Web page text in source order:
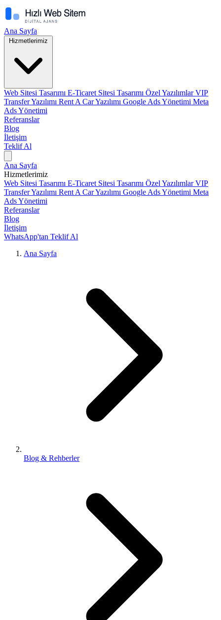
Ana Sayfa
Hizmetlerimiz
Web Sitesi Tasarımı E-Ticaret Sitesi Tasarımı Özel YazılımlarVIP
Transfer Yazılımı Rent A Car Yazılımı Google Ads Yönetimi Meta
Ads Yönetimi
Referanslar
Blog
İletişim
Teklif Al
Ana Sayfa
Hizmetlerimiz
Web Sitesi Tasarımı E-Ticaret Sitesi Tasarımı Özel YazılımlarVIP
Transfer Yazılımı Rent A Car Yazılımı Google Ads Yönetimi Meta
Ads Yönetimi
Referanslar
Blog
İletişim
WhatsApp'tan Teklif Al
Ana Sayfa
Blog & Rehberler